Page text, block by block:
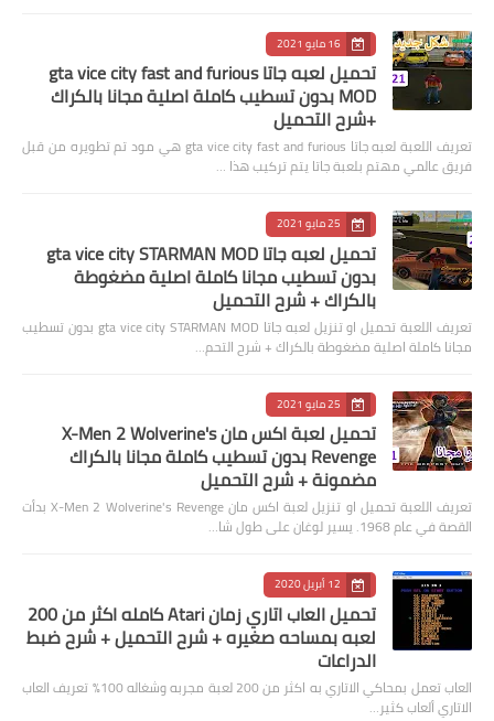
16 مايو 2021
تحميل لعبه جاتا gta vice city fast and furious
MOD بدون تسطيب كاملة اصلية مجانا بالكراك
+شرح التحميل
تعريف اللعبة لعبه جاتا gta vice city fast and furious هي مود تم تطويره من قبل
فريق عالمي مهتم بلعبة جاتا يتم تركيب هذا …
25 مايو 2021
تحميل لعبه جاتا gta vice city STARMAN MOD
بدون تسطيب مجانا كاملة اصلية مضغوطة
بالكراك + شرح التحميل
تعريف اللعبة تحميل او تنزيل لعبه جاتا gta vice city STARMAN MOD بدون تسطيب
مجانا كاملة اصلية مضغوطة بالكراك + شرح التحم…
25 مايو 2021
تحميل لعبة اكس مان X-Men 2 Wolverine's
Revenge بدون تسطيب كاملة مجانا بالكراك
مضمونة + شرح التحميل
تعريف اللعبة تحميل او تنزيل لعبة اكس مان X-Men 2 Wolverine's Revenge بدأت
القصة في عام 1968. يسير لوغان على طول شا…
12 أبريل 2020
تحميل العاب اتاري زمان Atari كامله اكثر من 200
لعبه بمساحه صغيره + شرح التحميل + شرح ضبط
الدراعات
العاب تعمل بمحاكي الاتاري به اكثر من 200 لعبة مجربه وشغاله 100% تعريف العاب
الاتاري ألعاب كثير…